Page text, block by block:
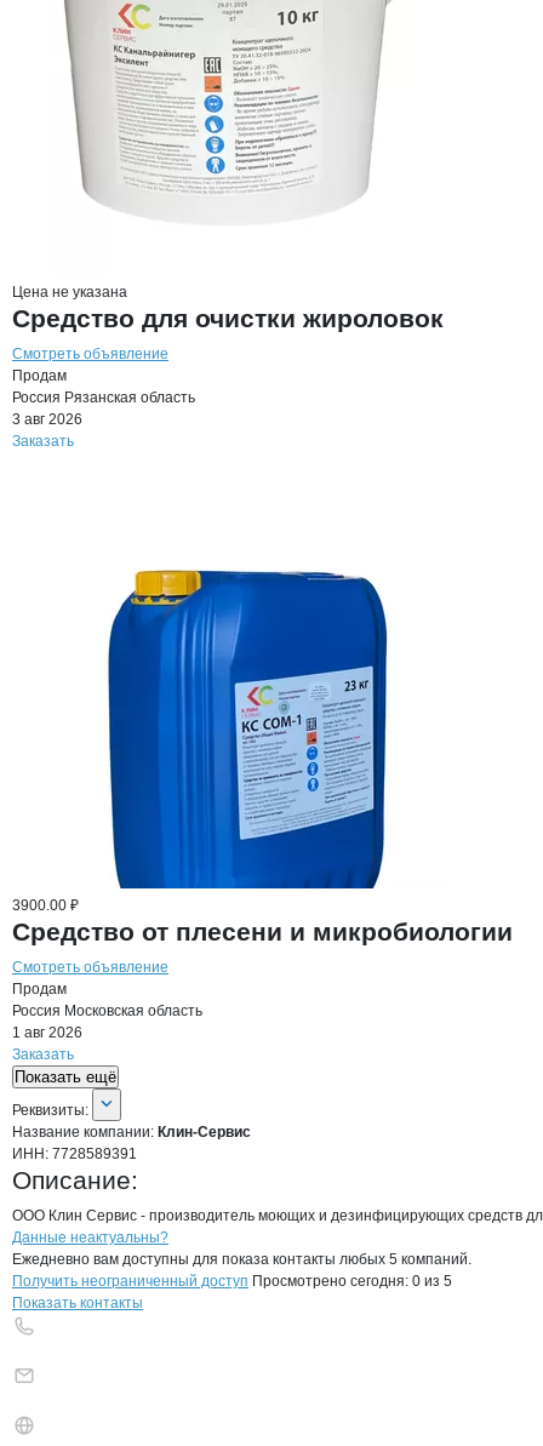
Цена не указана
Средство для очистки жироловок
Смотреть объявление
Продам
Россия Рязанская область
3 авг 2026
Заказать
3900.00 ₽
Средство от плесени и микробиологии
Смотреть объявление
Продам
Россия Московская область
1 авг 2026
Заказать
Показать ещё
О компании
Реквизиты
Реквизиты:
Название компании: Клин-Сервис
ИНН: 7728589391
Описание:
ООО Клин Сервис - производитель моющих и дезинфицирующих средств
Контактыкомпании
+7(800)000-00-..
Данные неактуальны?
Ежедневно вам доступны для показа контакты любых 5 компаний.
Получить неограниченный доступ Просмотрено сегодня: 0 из 5
Показать контакты